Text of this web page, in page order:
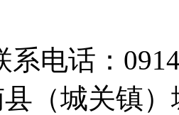
电话：
（城关镇